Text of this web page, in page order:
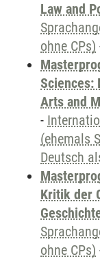
Law and
ohne CPs)
Sciences:
Arts and
-
(ehemals
Deutsch
Kritik der
ohne CPs)